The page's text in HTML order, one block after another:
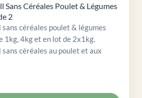
Céréales Poulet & Légumes
2
céréales poulet & légumes
1kg, 4kg et en lot de 2x1kg.
céréales au poulet et aux